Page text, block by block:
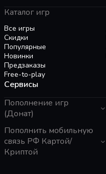
Каталог игр
Все игры
Скидки
Популярные
Новинки
Предзаказы
Free-to-play
Сервисы
Пополнение игр
(Донат)
GTA 6
Пополнение Steam
Roblox
Genshin Impact
Пополнить мобильную
связь РФ Картой/
Криптой